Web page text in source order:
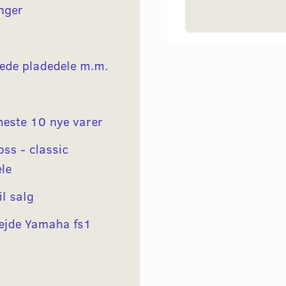
pladedele m.m.
10 nye varer
- classic
salg
Yamaha fs1